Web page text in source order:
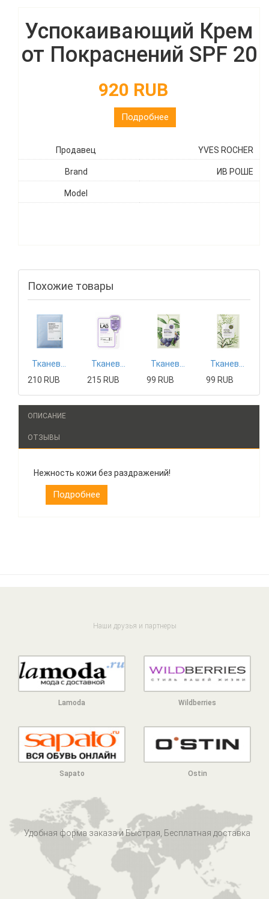
Успокаивающий Крем
от Покраснений SPF 20
920 RUB
Подробнее
Продавец YVES ROCHER
Brand ИВ РОШЕ
Model
Похожие товары
210 RUB
215 RUB
99 RUB
99 RUB
ОПИСАНИЕ
ОТЗЫВЫ
Нежность кожи без раздражений!
Подробнее
Наши друзья и партнеры
Lamoda Wildberries
Sapato Ostin
Удобная форма заказа и Быстрая, Бесплатная доставка